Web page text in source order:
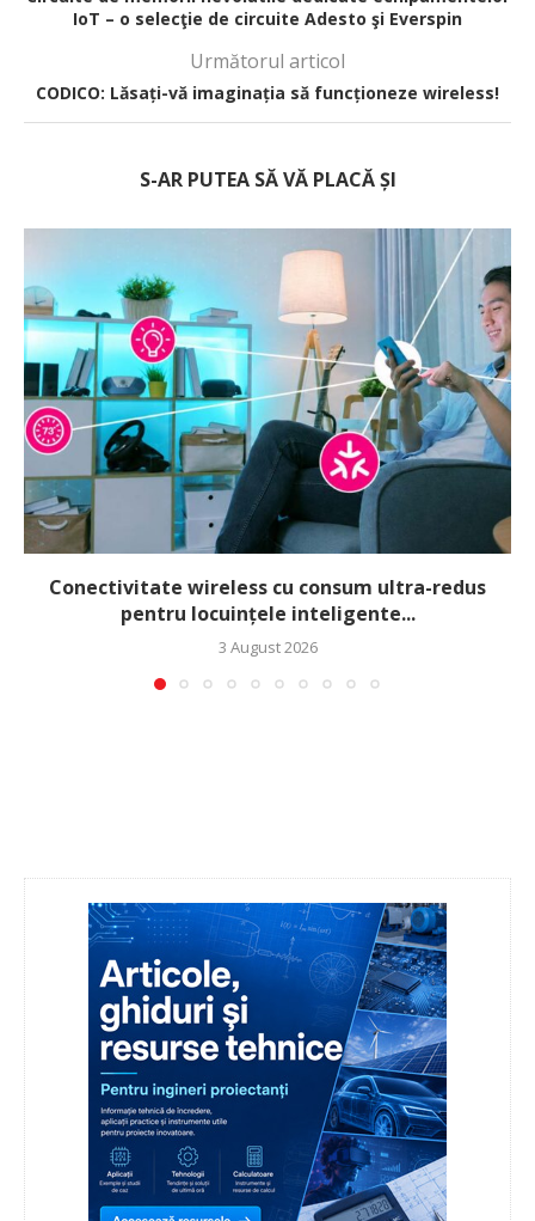
IoT – o selecţie de circuite Adesto şi Everspin
Următorul articol
CODICO: Lăsați-vă imaginația să funcționeze wireless!
S-AR PUTEA SĂ VĂ PLACĂ ȘI
Conectivitate wireless cu consum ultra-redus
pentru locuințele inteligente...
3 August 2026